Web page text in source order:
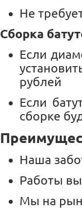
Не
Сборка
Если
рублей
Если
сборке
Наша
Работы
Мы на